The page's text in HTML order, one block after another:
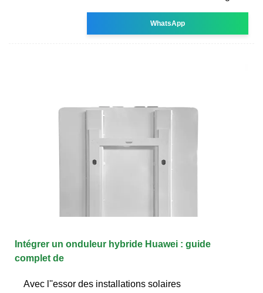
WhatsApp
Intégrer un onduleur hybride Huawei : guide
complet de
Avec l''essor des installations solaires